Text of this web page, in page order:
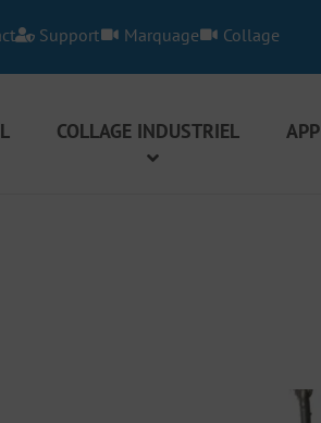
Support Marquage Collage
COLLAGE INDUSTRIEL